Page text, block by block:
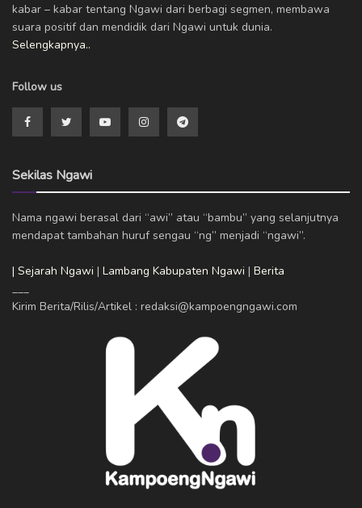
kabar – kabar tentang Ngawi dari berbagi segmen, membawa
suara positif dan mendidik dari Ngawi untuk dunia.
Selengkapnya..
Follow us
Sekilas Ngawi
Nama ngawi berasal dari “awi” atau “bambu” yang selanjutnya
mendapat tambahan huruf sengau “ng” menjadi “ngawi”.
| Sejarah Ngawi | Lambang Kabupaten Ngawi | Berita
Kirim Berita/Rilis/Artikel : redaksi@kampoengngawi.com